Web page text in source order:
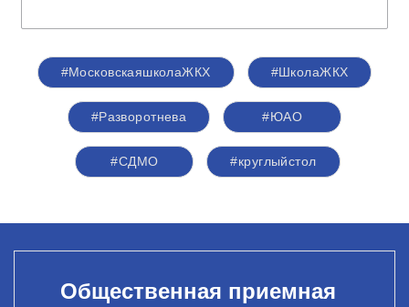
#МосковскаяшколаЖКХ #ШколаЖКХ
#Разворотнева #ЮАО
#СДМО #круглыйстол
Общественная приемная